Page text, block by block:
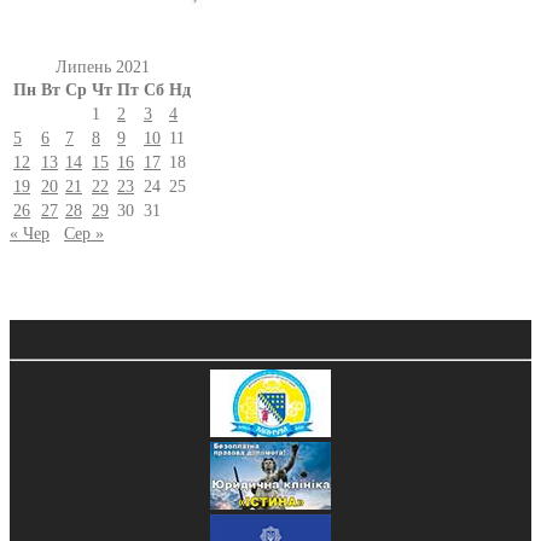
Липень 2021
Пн Вт Ср Чт Пт Сб Нд
1
2 3
4
5
6 7 8 9 10 11
12
13 14 15 16 17 18
19 20 21 22 23 24 25
26 27 28 29 30 31
« Чер
Сер »